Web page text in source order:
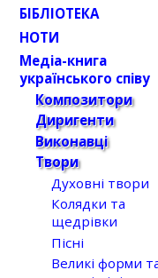
БІБЛІОТЕКА
НОТИ
Медіа-книга
українського співу
Композитори
Диригенти
Виконавці
Твори
Духовні твори
Колядки та
щедрівки
Пісні
Великі форми